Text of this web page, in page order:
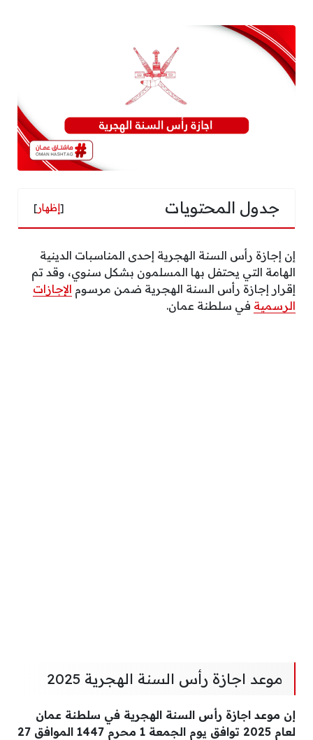
جدول المحتويات [إظهار]
إن إجازة رأس السنة الهجرية إحدى المناسبات الدينية
الهامة التي يحتفل بها المسلمون بشكل سنوي، وقد تم
إقرار إجازة رأس السنة الهجرية ضمن مرسوم الإجازات
الرسمية في سلطنة عمان.
موعد اجازة رأس السنة الهجرية 2025
إن موعد اجازة رأس السنة الهجرية في سلطنة عمان
لعام 2025 توافق يوم الجمعة 1 محرم 1447 الموافق 27